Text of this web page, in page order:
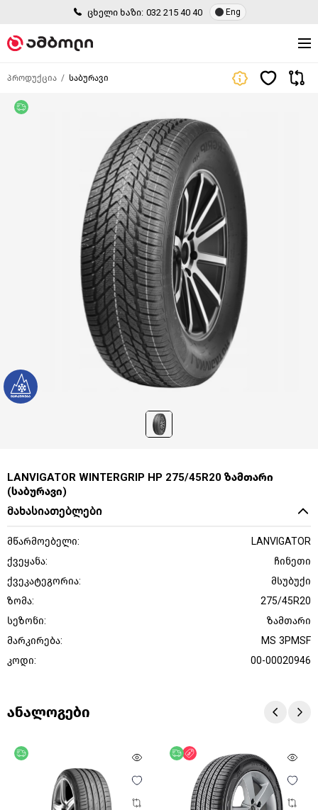
ცხელი ხაზი: 032 215 40 40 Eng
პროდუქცია საბურავი
LANVIGATOR WINTERGRIP HP 275/45R20 ზამთარი
(საბურავი)
მახასიათებლები
მწარმოებელი:
LANVIGATOR
ქვეყანა:
ჩინეთი
ქვეკატეგორია:
მსუბუქი
ზომა:
275/45R20
სეზონი:
ზამთარი
მარკირება:
MS 3PMSF
კოდი:
00-00020946
ანალოგები
უფასო მიწოდება
ფასდაკლება